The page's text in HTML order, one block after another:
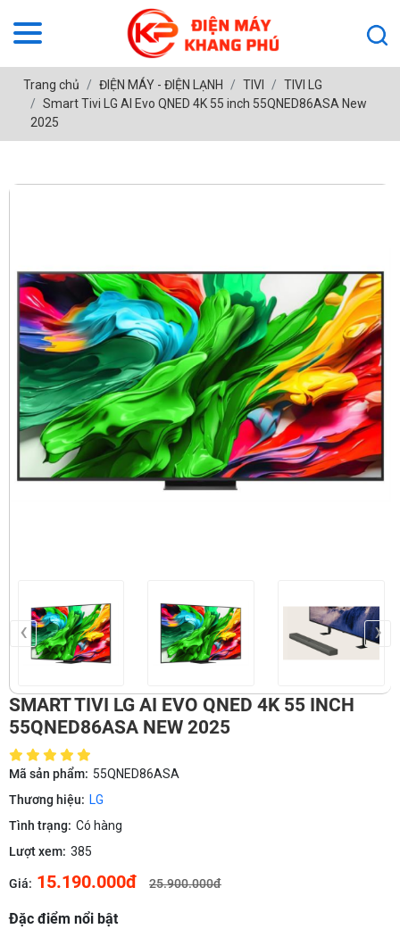
Trang chủ ĐIỆN MÁY - ĐIỆN LẠNH TIVI
TIVI LG
Smart Tivi LG AI Evo QNED 4K 55 inch 55QNED86ASA New
2025
‹ ›
SMART TIVI LG AI EVO QNED 4K 55 INCH
55QNED86ASA NEW 2025
Mã sản phẩm: 55QNED86ASA
Thương hiệu: LG
Tình trạng: Có hàng
Lượt xem: 385
Giá: 15.190.000đ 25.900.000đ
Đặc điểm nổi bật